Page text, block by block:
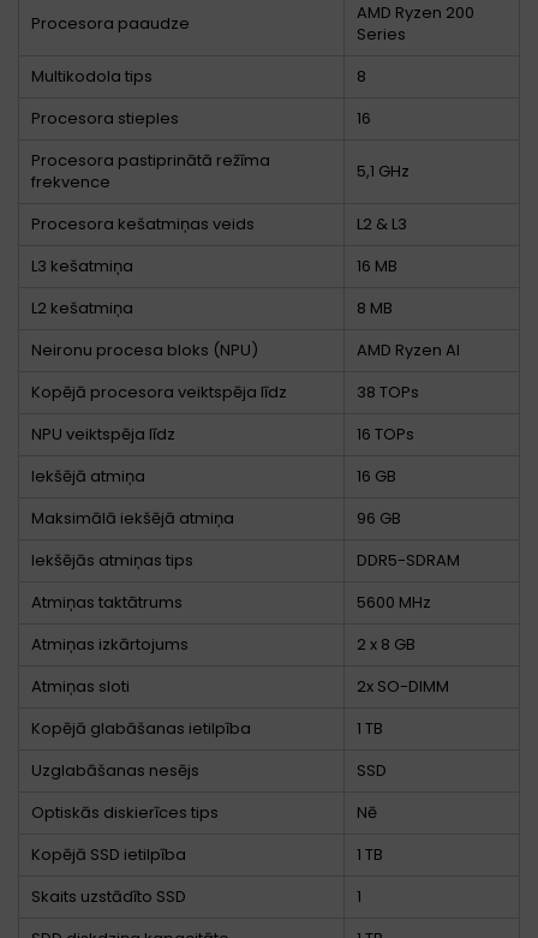
Procesora paaudze
AMD Ryzen 200
Series
Multikodola tips
8
Procesora stieples
16
Procesora pastiprinātā režīma
frekvence
5,1 GHz
Procesora kešatmiņas veids
L2 & L3
L3 kešatmiņa
16 MB
L2 kešatmiņa
8 MB
Neironu procesa bloks (NPU)
AMD Ryzen AI
Kopējā procesora veiktspēja līdz
38 TOPs
NPU veiktspēja līdz
16 TOPs
Iekšējā atmiņa
16 GB
Maksimālā iekšējā atmiņa
96 GB
Iekšējās atmiņas tips
DDR5-SDRAM
Atmiņas taktātrums
5600 MHz
Atmiņas izkārtojums
2 x 8 GB
Atmiņas sloti
2x SO-DIMM
Kopējā glabāšanas ietilpība
1 TB
Uzglabāšanas nesējs
SSD
Optiskās diskierīces tips
Nē
Kopējā SSD ietilpība
1 TB
Skaits uzstādīto SSD
1